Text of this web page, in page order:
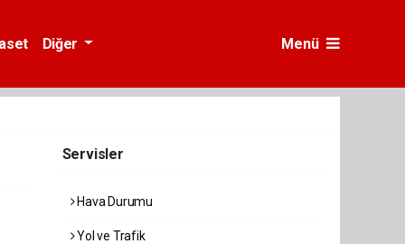
Diğer Menü
Servisler
Hava Durumu
Yol ve Trafik